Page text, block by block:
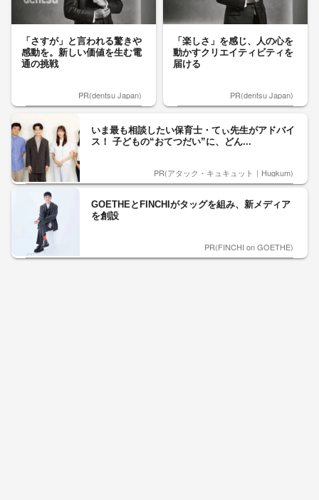
「さすが」と言われる驚きや
感動を。新しい価値を生む電
通の挑戦
PR(dentsu Japan)
「楽しさ」を感じ、人の心を
動かすクリエイティビティを
届ける
PR(dentsu Japan)
いま最も相談したい保育士・てぃ先生がアドバイ
ス！ 子どもの“おてつだい”に、どん...
PR(アタック・キュキュット｜Hugkum)
GOETHEとFINCHIがタッグを組み、新メディア
を創設
PR(FINCHI on GOETHE)